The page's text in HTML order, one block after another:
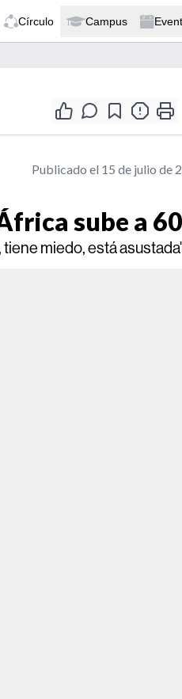
Círculo Campus
Publicado el 15 de julio de
sube a
miedo, está